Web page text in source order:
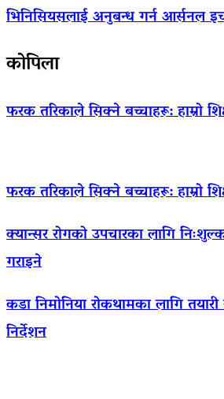
भिनिसियसलाई अनुबन्ध गर्न आर्सनल
कोपिला
फरक तरिकाले सिक्ने बच्चाहरू: हाम्रो
फरक तरिकाले सिक्ने बच्चाहरू: हाम्रो
क्यान्सर रोगको उपचारका लागि
गराइने
कडा निमोनिया रोकथामका लागि
निर्देशन